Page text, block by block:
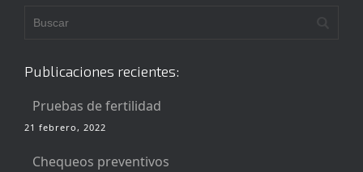
Publicaciones recientes:
Pruebas de fertilidad
21 febrero, 2022
Chequeos preventivos